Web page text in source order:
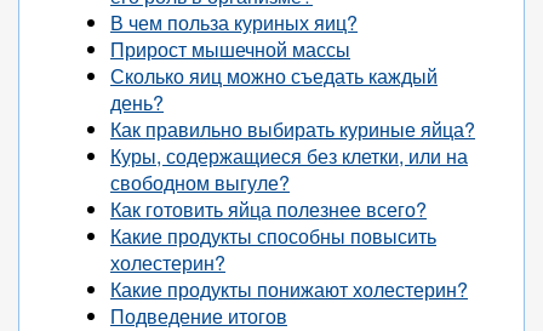
В чем польза куриных яиц?
Прирост мышечной массы
Сколько яиц можно съедать каждый
день?
Как правильно выбирать куриные яйца?
Куры, содержащиеся без клетки, или на
свободном выгуле?
Как готовить яйца полезнее всего?
Какие продукты способны повысить
холестерин?
Какие продукты понижают холестерин?
Подведение итогов